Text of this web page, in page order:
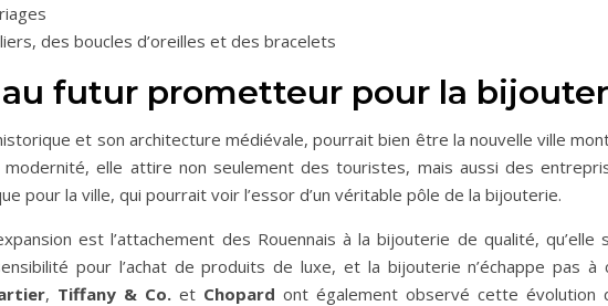
des boucles d’oreilles et des bracelets
au futur prometteur pour la
et son architecture médiévale, pourrait bien être la nouvelle ville
elle attire non seulement des touristes, mais aussi des
pour la ville, qui pourrait voir l’essor d’un véritable pôle de la bijouterie.
est l’attachement des Rouennais à la bijouterie de qualité,
pour l’achat de produits de luxe, et la bijouterie n’échappe pas
, Tiffany & Co. et Chopard ont également observé cette évolution